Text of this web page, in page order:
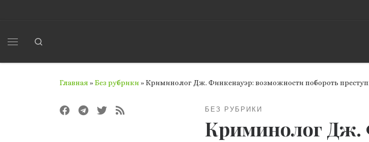
Главная »Без рубрики »Криминолог Дж. Финкенауэр: возможности побороть
БЕЗ РУБРИКИ
Криминолог Дж.